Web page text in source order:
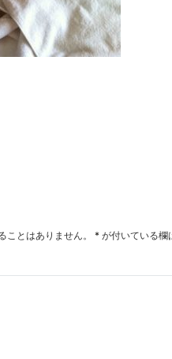
ことはありません。 * が付いている欄